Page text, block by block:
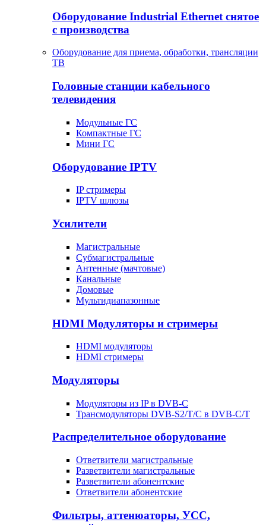
Оборудование Industrial Ethernet снятое
с производства
Оборудование для приема, обработки, трансляции
ТВ
Головные станции кабельного
телевидения
Модульные ГС
Компактные ГС
Мини ГС
Оборудование IPTV
IP стримеры
IPTV шлюзы
Усилители
Магистральные
Субмагистральные
Антенные (мачтовые)
Канальные
Домовые
Мультидиапазонные
HDMI Модуляторы и стримеры
HDMI модуляторы
HDMI стримеры
Модуляторы
Модуляторы из IP в DVB-C
Трансмодуляторы DVB-S2/T/C в DVB-C/T
Распределительное оборудование
Ответвители магистральные
Разветвители магистральные
Разветвители абонентские
Ответвители абонентские
Фильтры, аттенюаторы, УСС,